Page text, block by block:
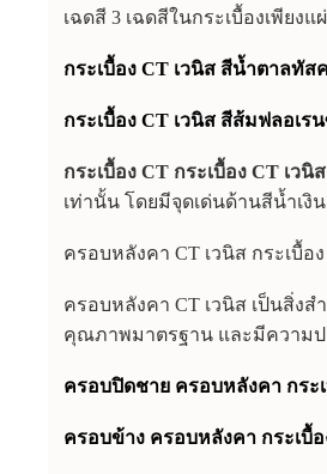
เฉดสี 3 เฉดสีในกระเบื้องเพียง
กระเบื้อง CT เวนิส สีน้ำตาลทั
กระเบื้อง CT เวนิส สีส้มฟลอเร
กระเบื้อง CT กระเบื้อง CT เว
เท่านั้น โดยมีจุดเด่นด้านสีน้ำเงิ
ครอบหลังคา CT เวนิส กระเบื้อ
ครอบหลังคา CT เวนิส เป็นสิ่ง
คุณภาพมาตรฐาน และมีความป
ครอบปิดชาย ครอบหลังคา กระ
ครอบข้าง ครอบหลังคา กระเบื้อ